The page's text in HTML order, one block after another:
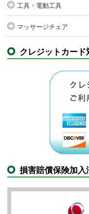
工具・電動工具
マッサージチェア
クレジットカード
損害賠償保険加入